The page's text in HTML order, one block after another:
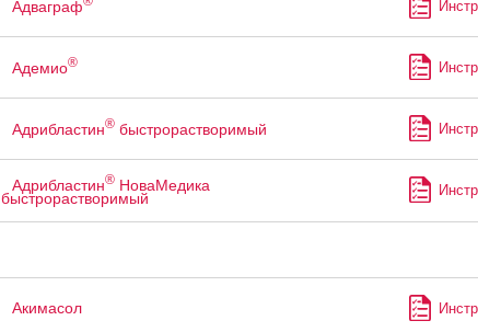
Адваграф
Адемио®
Адрибластин®быстрорастворимый
Адрибластин®НоваМедика
быстрорастворимый
Акимасол